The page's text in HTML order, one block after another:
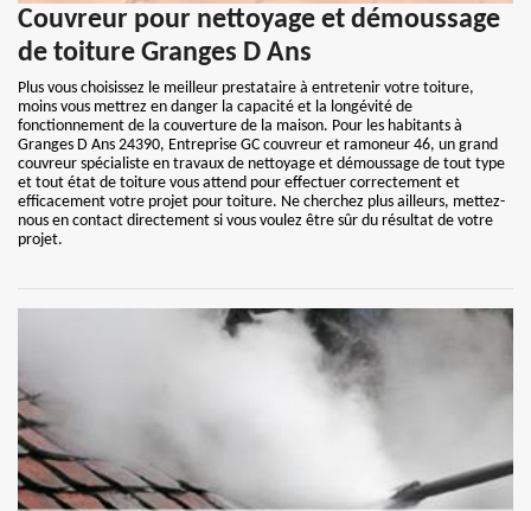
Couvreur pour nettoyage et démoussage
de toiture Granges D Ans
Plus vous choisissez le meilleur prestataire à entretenir votre toiture,
moins vous mettrez en danger la capacité et la longévité de
fonctionnement de la couverture de la maison. Pour les habitants à
Granges D Ans 24390, Entreprise GC couvreur et ramoneur 46, un grand
couvreur spécialiste en travaux de nettoyage et démoussage de tout type
et tout état de toiture vous attend pour effectuer correctement et
efficacement votre projet pour toiture. Ne cherchez plus ailleurs, mettez-
nous en contact directement si vous voulez être sûr du résultat de votre
projet.